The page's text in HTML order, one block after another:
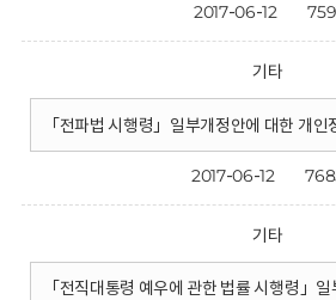
2017-06-12
기타
「전파법 시행령」일부개정안에 대한 개
2017-06-12
기타
「전직대통령 예우에 관한 법률 시행령」